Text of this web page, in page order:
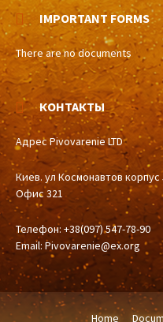
IMPORTANT FORMS
There are no documents
КОНТАКТЫ
Адрес Pivovarenie LTD
Киев. ул Космонавтов корпус
Офис 321
Телефон: +38(097) 547-78-90
Email: Pivovarenie@ex.org
Home